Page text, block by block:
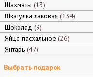
Шахматы 13
Шкатулка лаковая 134
Шоколад 9
Яйцо пасхальное 26
Янтарь 47
Выбрать подарок